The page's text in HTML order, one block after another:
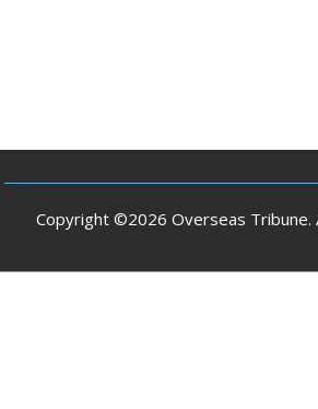
Copyright ©2026 Overseas Tribune.